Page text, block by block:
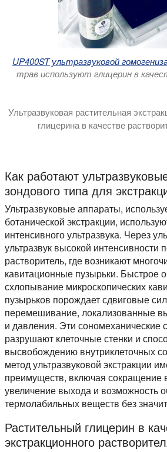
UP400ST ультразвуковой
трав используют глицерин в
Ультразвуковая растительная
глицерина в качестве
Как работают
зондового типа для
Ультразвуковые аппараты,
ботанической экстракции,
интенсивного ультразвука. Через
ультразвук высокой интенсивности
растворитель, где возникают
кавитационные пузырьки. Быстрое
схлопывание микроскопических
пузырьков порождает сдвиговые
перемешивание, локализованные
и давления. Эти
разрушают клеточные стенки и
высвобождению внутриклеточных
метод ультразвуковой экстракции
преимуществ, включая сокращение
увеличение выхода и возможность
термолабильных веществ без
Растительный глицерин в
экстракционного